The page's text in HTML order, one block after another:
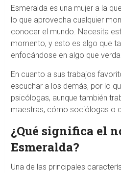
Esmeralda es una mujer a la
lo que aprovecha cualquier
conocer el mundo. Necesita
momento, y esto es algo que
enfocándose en algo que
En cuanto a sus trabajos
escuchar a los demás, por lo
psicólogas, aunque también
maestras, cómo sociólogas o
¿Qué significa el
Esmeralda?
Una de las principales